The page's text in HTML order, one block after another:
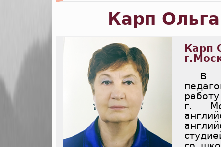
Карп
Карп
В
г.